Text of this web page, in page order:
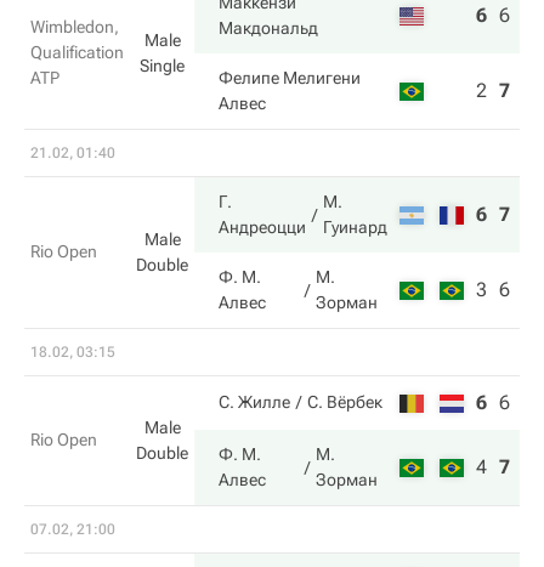
Wimbledon,
Qualification
ATP
Male
Single
Макдональд
6 6
Фелипе Мелигени
Алвес
2 7
21.02, 01:40
Rio Open
Male
Double
Г.
Андреоцци
М.
Гуинард
6 7
Ф. М.
Алвес
М.
Зорман
3 6
18.02, 03:15
Rio Open
Male
Double
С. Жилле С. Вёрбек 6 6
Ф. М.
Алвес
М.
Зорман
4 7
07.02, 21:00